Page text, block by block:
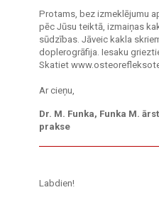
Protams, bez izmeklējumu
pēc Jūsu teiktā, izmaiņas
sūdzības. Jāveic kakla
doplerogrāfija. Iesaku
Skatiet
Ar cieņu,
Dr. M. Funka, Funka M.
prakse
Labdien!